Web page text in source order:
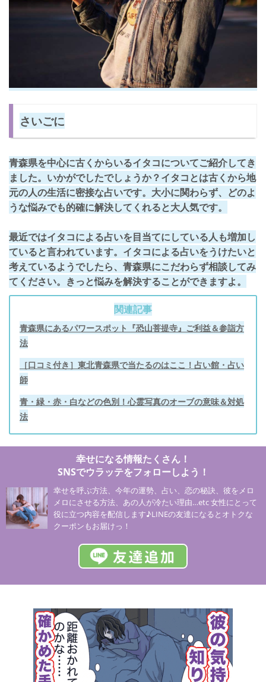
さいごに
青森県を中心に古くからいるイタコについてご紹介してき
ました。いかがでしたでしょうか？イタコとは古くから地
元の人の生活に密接な占いです。大小に関わらず、どのよ
うな悩みでも的確に解決してくれると大人気です。
最近ではイタコによる占いを目当てにしている人も増加し
ていると言われています。イタコによる占いをうけたいと
考えているようでしたら、青森県にこだわらず相談してみ
てください。きっと悩みを解決することができますよ。
関連記事
青森県にあるパワースポット『恐山菩提寺』ご利益＆参詣方
法
［口コミ付き］東北青森県で当たるのはここ！占い館・占い
師
青・緑・赤・白などの色別！心霊写真のオーブの意味＆対処
法
幸せになる情報たくさん！
SNSでウラッテをフォローしよう！
幸せを呼ぶ方法、今年の運勢、占い、恋の秘訣、彼をメロ
メロにさせる方法、あの人が冷たい理由…etc 女性にとって
役に立つ内容を配信します♪LINEの友達になるとオトクな
クーポンもお届けっ！